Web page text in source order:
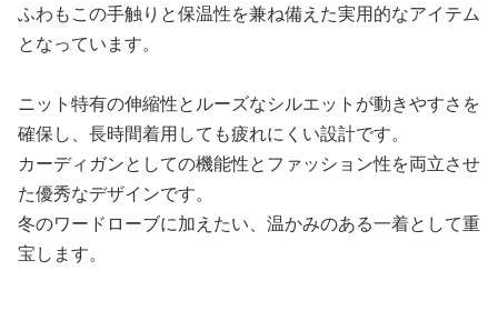
ふわもこの手触りと保温性を兼ね備えた実用的なアイテム
となっています。
ニット特有の伸縮性とルーズなシルエットが動きやすさを
確保し、長時間着用しても疲れにくい設計です。
カーディガンとしての機能性とファッション性を両立させ
た優秀なデザインです。
冬のワードローブに加えたい、温かみのある一着として重
宝します。